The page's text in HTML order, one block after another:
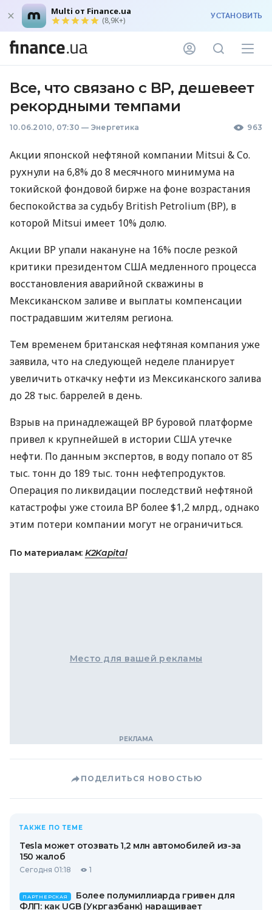
Multi от Finance.ua
(8,9K+) УСТАНОВИТЬ
Все, что связано с BP, дешевеет
рекордными темпами
10.06.2010, 07:30 — Энергетика 963
Акции японской нефтяной компании Mitsui & Co.
рухнули на 6,8% до 8 месячного минимума на
токийской фондовой бирже на фоне возрастания
беспокойства за судьбу British Petrolium (ВР), в
которой Mitsui имеет 10% долю.
Акции ВР упали накануне на 16% после резкой
критики президентом США медленного процесса
восстановления аварийной скважины в
Мексиканском заливе и выплаты компенсации
пострадавшим жителям региона.
Тем временем британская нефтяная компания уже
заявила, что на следующей неделе планирует
увеличить откачку нефти из Мексиканского залива
до 28 тыс. баррелей в день.
Взрыв на принадлежащей ВР буровой платформе
привел к крупнейшей в истории США утечке
нефти. По данным экспертов, в воду попало от 85
тыс. тонн до 189 тыс. тонн нефтепродуктов.
Операция по ликвидации последствий нефтяной
катастрофы уже стоила BP более $1,2 млрд., однако
этим потери компании могут не ограничиться.
По материалам: K2Kapital
Место для вашей рекламы
ПОДЕЛИТЬСЯ НОВОСТЬЮ
ТАКЖЕ ПО ТЕМЕ
Tesla может отозвать 1,2 млн автомобилей из-за
150 жалоб
Сегодня 01:18 1
ПАРТНЕРСКАЯ
Более полумиллиарда гривен для
ФЛП: как UGB (Укргазбанк) наращивает